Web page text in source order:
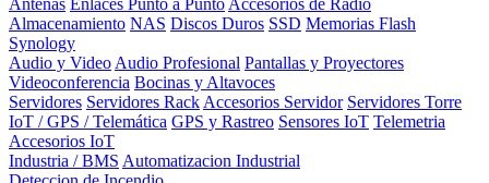
Antenas Enlaces Punto a Punto Accesorios de Radio
Almacenamiento NAS Discos Duros SSD Memorias Flash
Synology
Audio y Video Audio Profesional Pantallas y Proyectores
Videoconferencia Bocinas y Altavoces
Servidores Servidores Rack Accesorios Servidor Servidores Torre
IoT / GPS / Telemática GPS y Rastreo Sensores IoT Telemetria
Accesorios IoT
Industria / BMS Automatizacion Industrial